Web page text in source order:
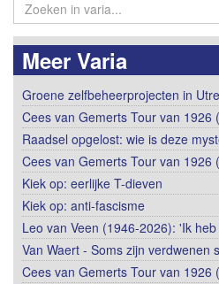
Meer Varia
Groene zelfbeheerprojecten in
Cees van Gemerts Tour van 1926
Raadsel opgelost: wie is deze
Cees van Gemerts Tour van 1926
Kiek op: eerlijke T-dieven
Kiek op: anti-fascisme
Leo van Veen (1946-2026): 'Ik
Van Waert - Soms zijn verdwenen
Cees van Gemerts Tour van 1926